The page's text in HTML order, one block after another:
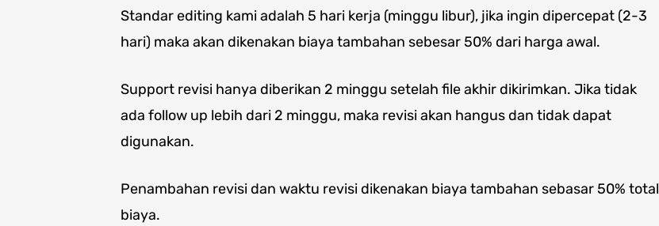
Standar editing kami adalah 5 hari kerja (minggu libur), jika ingin dipercepat (2-3
hari) maka akan dikenakan biaya tambahan sebesar 50% dari harga awal.
Support revisi hanya diberikan 2 minggu setelah file akhir dikirimkan. Jika tidak
ada follow up lebih dari 2 minggu, maka revisi akan hangus dan tidak dapat
digunakan.
Penambahan revisi dan waktu revisi dikenakan biaya tambahan sebasar 50% total
biaya.